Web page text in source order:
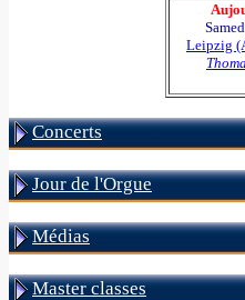
Leipzig
Concerts
Jour de l'Orgue
Médias
Master classes